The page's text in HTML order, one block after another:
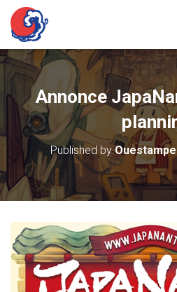
Annonce
Published by